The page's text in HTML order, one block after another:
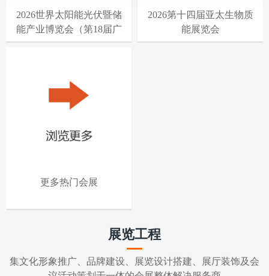
2026世界太阳能光伏暨储
能产业博览会（第18届广
州国际太阳能光伏储能
2026第十四届亚太生物质
能展览会
更多热门会展
展览工程
集文化形象推广、品牌建设、展览设计搭建、展厅装饰及会